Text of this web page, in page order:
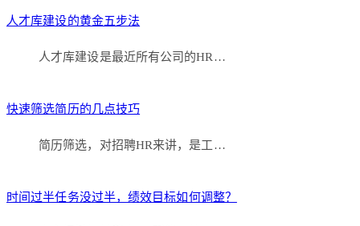
人才库建设的黄金五步法
人才库建设是最近所有公司的HR…
快速筛选简历的几点技巧
简历筛选，对招聘HR来讲，是工…
时间过半任务没过半，绩效目标如何调整？